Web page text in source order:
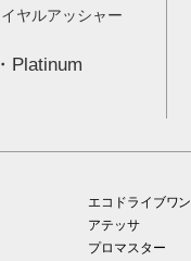
イヤルアッシャー
Platinum
エコドライブワン
アテッサ
プロマスター